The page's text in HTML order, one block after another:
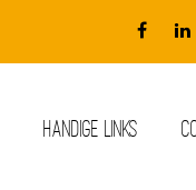
HANDIGE LINKS